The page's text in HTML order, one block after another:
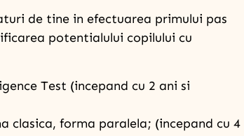
de tine in efectuarea primului pas
potentialului copilului cu
Test (incepand cu 2 ani si
clasica, forma paralela; (incepand cu 4